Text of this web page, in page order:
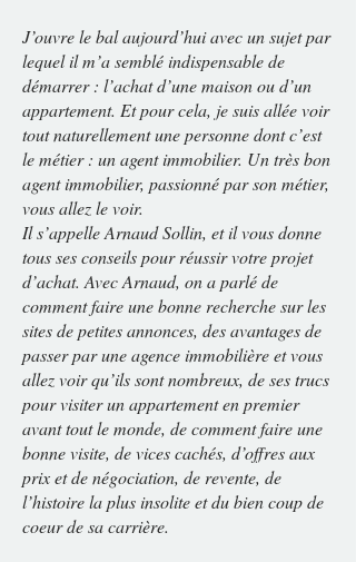
J’ouvre le bal aujourd’hui avec un sujet par
lequel il m’a semblé indispensable de
démarrer : l’achat d’une maison ou d’un
appartement. Et pour cela, je suis allée voir
tout naturellement une personne dont c’est
le métier : un agent immobilier. Un très bon
agent immobilier, passionné par son métier,
vous allez le voir.
Il s’appelle Arnaud Sollin, et il vous donne
tous ses conseils pour réussir votre projet
d’achat. Avec Arnaud, on a parlé de
comment faire une bonne recherche sur les
sites de petites annonces, des avantages de
passer par une agence immobilière et vous
allez voir qu’ils sont nombreux, de ses trucs
pour visiter un appartement en premier
avant tout le monde, de comment faire une
bonne visite, de vices cachés, d’offres aux
prix et de négociation, de revente, de
l’histoire la plus insolite et du bien coup de
coeur de sa carrière.